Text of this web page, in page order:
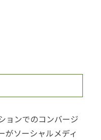
ョンでのコンバージ
がソーシャルメディ